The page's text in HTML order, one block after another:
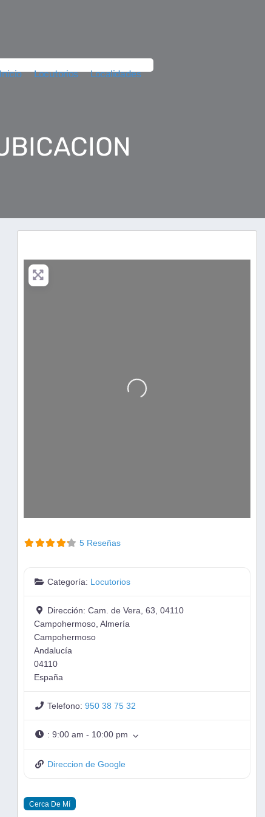
Inicio Locutorios Localidades
Cargando…
5 Reseñas
Categoría: Locutorios
Dirección: Cam. de Vera, 63, 04110
Campohermoso, Almería
Campohermoso
Andalucía
04110
España
Telefono: 950 38 75 32
: 9:00 am - 10:00 pm
Direccion de Google
Cerca De Mí